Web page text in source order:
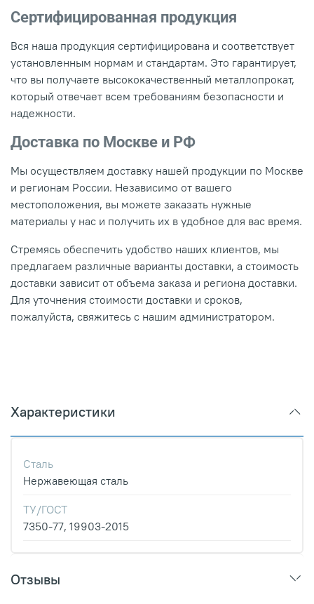
Сертифицированная продукция
Вся наша продукция сертифицирована и соответствует
установленным нормам и стандартам. Это гарантирует,
что вы получаете высококачественный металлопрокат,
который отвечает всем требованиям безопасности и
надежности.
Доставка по Москве и РФ
Мы осуществляем доставку нашей продукции по Москве
и регионам России. Независимо от вашего
местоположения, вы можете заказать нужные
материалы у нас и получить их в удобное для вас время.
Стремясь обеспечить удобство наших клиентов, мы
предлагаем различные варианты доставки, а стоимость
доставки зависит от объема заказа и региона доставки.
Для уточнения стоимости доставки и сроков,
пожалуйста, свяжитесь с нашим администратором.
Характеристики
Сталь
Нержавеющая сталь
ТУ/ГОСТ
7350-77, 19903-2015
Отзывы